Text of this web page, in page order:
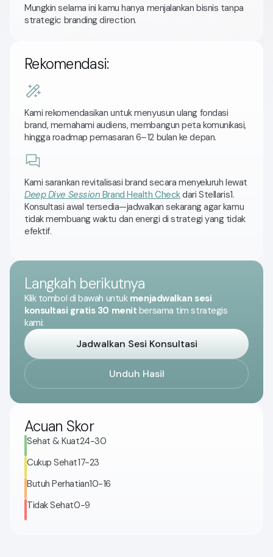
Mungkin selama ini kamu hanya menjalankan bisnis tanpa
strategic branding direction.
Rekomendasi:
Kami rekomendasikan untuk menyusun ulang fondasi
brand, memahami audiens, membangun peta komunikasi,
hingga roadmap pemasaran 6–12 bulan ke depan.
Kami sarankan revitalisasi brand secara menyeluruh lewat
Deep Dive Session Brand Health Checkdari Stellaris1.
Konsultasi awal tersedia—jadwalkan sekarang agar kamu
tidak membuang waktu dan energi di strategi yang tidak
efektif.
Langkah berikutnya
Klik tombol di bawah untuk menjadwalkan sesi
konsultasi gratis 30 menit bersama tim strategis
kami:
Jadwalkan Sesi Konsultasi
Unduh Hasil
Acuan Skor
Sehat & Kuat24-30
Cukup Sehat17-23
Butuh Perhatian10-16
Tidak Sehat0-9